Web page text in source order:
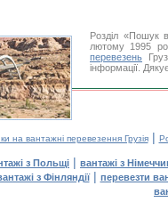
Розділ «Пошук
лютому 1995
перевезень
інформації.
на вантажні перевезення Грузія|
з Польщі | вантажі з
з Фінляндії| перевезти